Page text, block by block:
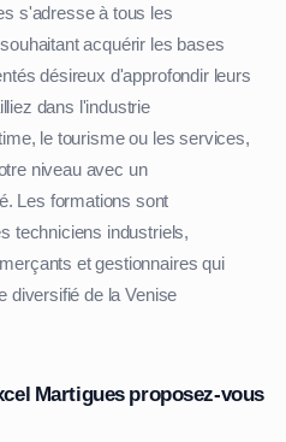
s'adresse à tous les
acquérir les bases
désireux d'approfondir leurs
dans l'industrie
le tourisme ou les services,
niveau avec un
Les formations sont
techniciens industriels,
et gestionnaires qui
diversifié de la Venise
Martigues proposez-vous